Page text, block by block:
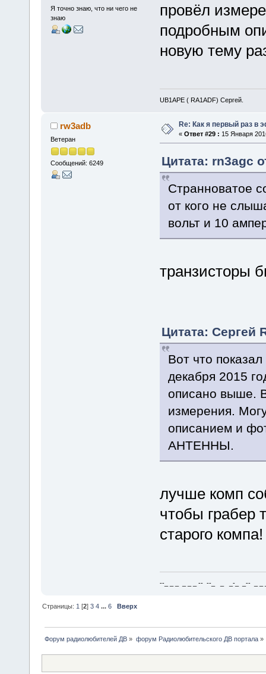
Я точно знаю, что ни чего не
знаю
провёл
подробным
новую тему
UB1APE ( RA1ADF) Сергей.
rw3adb
Ветеран
Сообщений: 6249
Re: Как я первый раз в
« Ответ #29 : 15 Января
Цитата: rn3agc
Странноватое
от кого не
вольт и 10
транзисторы
Цитата: Сергей
Вот что
декабря 2015
описано выше.
измерения.
описанием и
АНТЕННЫ.
лучше комп
чтобы грабер
старого компа!
--_ _ _ _ _ _ -- --_ _ _-_ _-- _ _
Страницы: 1 [2]3 4 ...6 Вверх
Форум радиолюбителей ДВ » форум Радиолюбительского ДВ портала»